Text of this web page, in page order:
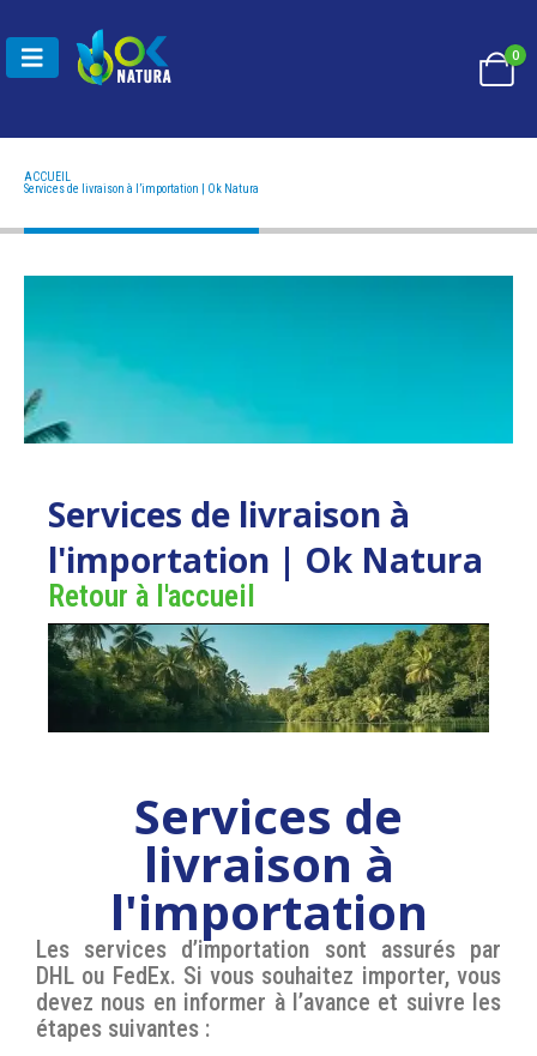
0
ACCUEIL
Services de livraison à l’importation | Ok Natura
Services de livraison à
l'importation | Ok Natura
Retour à l'accueil
Services de
livraison à
l'importation
Les services d’importation sont assurés par
DHL ou FedEx. Si vous souhaitez importer, vous
devez nous en informer à l’avance et suivre les
étapes suivantes :